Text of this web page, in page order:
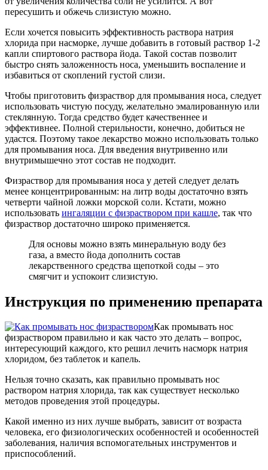
пересушить и обжечь слизистую можно.
Если хочется повысить эффективность раствора натрия
хлорида при насморке, лучше добавить в готовый раствор 1-2
капли спиртового раствора йода. Такой состав позволит
быстро снять заложенность носа, уменьшить воспаление и
избавиться от скоплений густой слизи.
Чтобы приготовить физраствор для промывания носа, следует
использовать чистую посуду, желательно эмалированную или
стеклянную. Тогда средство будет качественнее и
эффективнее. Полной стерильности, конечно, добиться не
удастся. Поэтому такое лекарство можно использовать только
для промывания носа. Для введения внутривенно или
внутримышечно этот состав не подходит.
Физраствор для промывания носа у детей следует делать
менее концентрированным: на литр воды достаточно взять
четверти чайной ложки морской соли. Кстати, можно
использовать ингаляции с физраствором при кашле, так что
физраствор достаточно широко применяется.
Для основы можно взять минеральную воду без
газа, а вместо йода дополнить состав
лекарственного средства щепоткой соды – это
смягчит и успокоит слизистую.
Инструкция по применению препарата
Как промывать нос
физраствором правильно и как часто это делать – вопрос,
интересующий каждого, кто решил лечить насморк натрия
хлоридом, без таблеток и капель.
Нельзя точно сказать, как правильно промывать нос
раствором натрия хлорида, так как существует несколько
методов проведения этой процедуры.
Какой именно из них лучше выбрать, зависит от возраста
человека, его физиологических особенностей и особенностей
заболевания, наличия вспомогательных инструментов и
приспособлений.